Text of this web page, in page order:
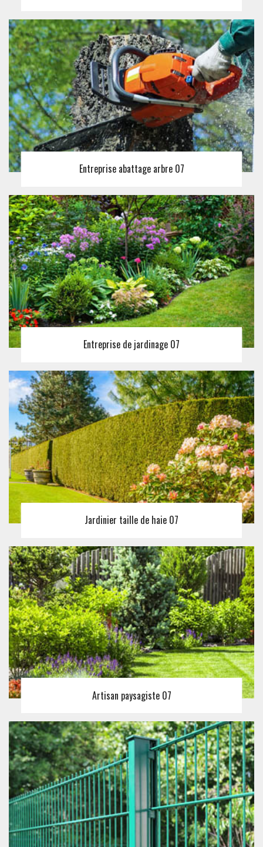
Entreprise abattage arbre 07
Entreprise de jardinage 07
Jardinier taille de haie 07
Artisan paysagiste 07